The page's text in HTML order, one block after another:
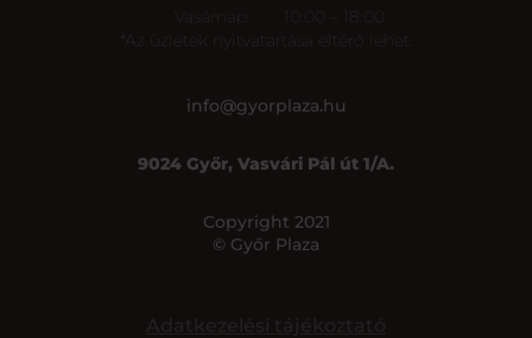
*Az üzletek nyitvatartása eltérő lehet.
info@gyorplaza.hu
9024 Győr, Vasvári Pál út 1/A.
Copyright 2021
© Győr Plaza